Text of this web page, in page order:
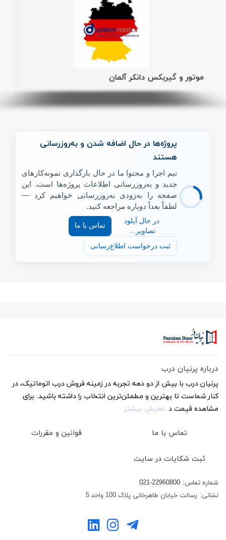
موتور و گیربکس دانکر آلمان
پروژه‌ها در حال اضافه شدن و به‌روزرسانی
هستند
تیم اجرا و محتوا ما در حال بارگذاری نمونه‌کارهای
جدید و به‌روزرسانی اطلاعات پروژه‌ها است. این
صفحه را به‌زودی به‌روزرسانی خواهیم کرد —
لطفاً بعداً دوباره مراجعه کنید.
در حال تکمیل
جزئیات فنی…
تماس با ما
ثبت درخواست اطلاع‌رسانی
درباره پرنیان درب
پرنیان درب با بیش از دو دهه تجربه در زمینه فروش درب اتوماتیک، در
کنار شماست تا بهترین و مطمئن‌ترین انتخاب را داشته باشید. برای
مشاهده قیمت د نمایش بیشتر
تماس با ما قوانین و مقررات
ثبت شکایات در سایت
شماره تماس: 021-22960800
نشانی: رسالت خیابان طاهرخانی پلاک 100 واحد 5